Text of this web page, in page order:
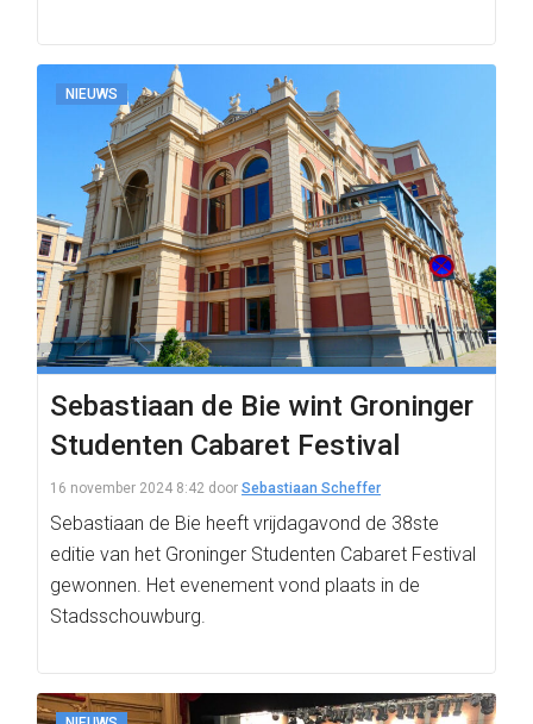
NIEUWS
Sebastiaan de Bie wint Groninger
Studenten Cabaret Festival
16 november 2024 8:42 door Sebastiaan Scheffer
Sebastiaan de Bie heeft vrijdagavond de 38ste
editie van het Groninger Studenten Cabaret Festival
gewonnen. Het evenement vond plaats in de
Stadsschouwburg.